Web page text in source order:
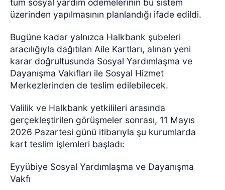
üzerinden yapılmasının planlandığı ifade edildi.
Bugüne kadar yalnızca Halkbank şubeleri
aracılığıyla dağıtılan Aile Kartları, alınan yeni
karar doğrultusunda Sosyal Yardımlaşma ve
Dayanışma Vakıfları ile Sosyal Hizmet
Merkezlerinden de teslim edilebilecek.
Valilik ve Halkbank yetkilileri arasında
gerçekleştirilen görüşmeler sonrası, 11 Mayıs
2026 Pazartesi günü itibarıyla şu kurumlarda
kart teslim işlemleri başladı:
Eyyübiye Sosyal Yardımlaşma ve Dayanışma
Vakfı